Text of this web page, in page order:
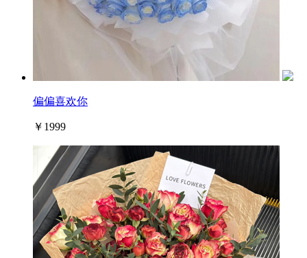
偏偏喜欢你
￥1999